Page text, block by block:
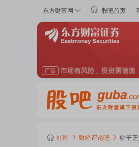
东方财富网 股吧首页
社区 财经评论吧 帖子正